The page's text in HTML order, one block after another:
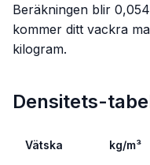
Beräkningen blir
kommer ditt vackra
kilogram.
Densitets-
Vätska kg/m³